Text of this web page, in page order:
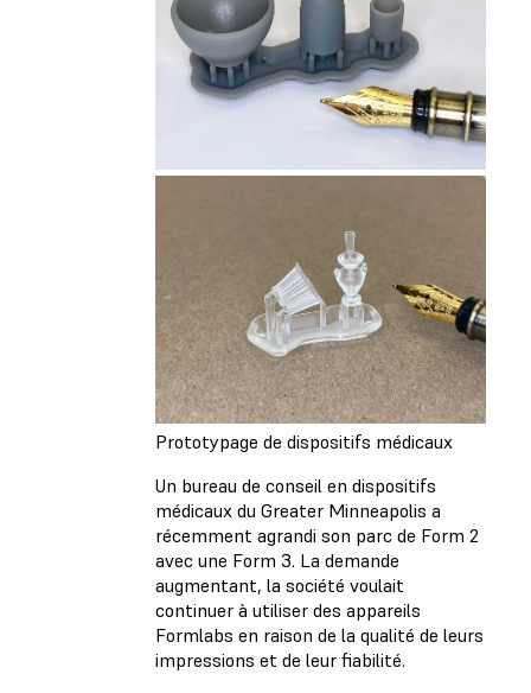
Prototypage de dispositifs médicaux
Un bureau de conseil en dispositifs
médicaux du Greater Minneapolis a
récemment agrandi son parc de Form 2
avec une Form 3. La demande
augmentant, la société voulait
continuer à utiliser des appareils
Formlabs en raison de la qualité de leurs
impressions et de leur fiabilité.